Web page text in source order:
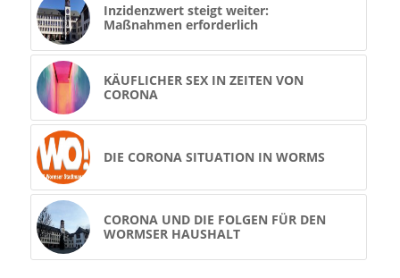
Inzidenzwert steigt weiter:
Maßnahmen erforderlich
KÄUFLICHER SEX IN ZEITEN VON
CORONA
DIE CORONA SITUATION IN WORMS
CORONA UND DIE FOLGEN FÜR DEN
WORMSER HAUSHALT